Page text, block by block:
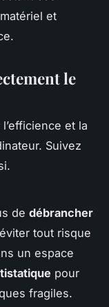
et
le
et la
Suivez
de débrancher
tout risque
un espace
pour
fragiles.